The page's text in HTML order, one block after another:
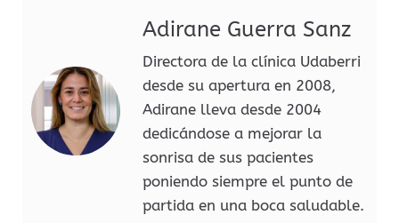
Adirane Guerra Sanz
Directora de la clínica Udaberri
desde su apertura en 2008,
Adirane lleva desde 2004
dedicándose a mejorar la
sonrisa de sus pacientes
poniendo siempre el punto de
partida en una boca saludable.